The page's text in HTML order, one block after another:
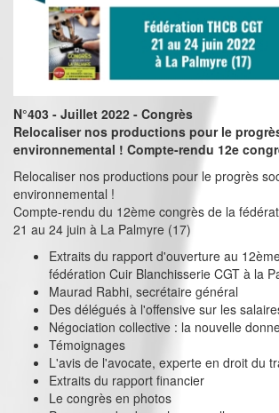
N°403 - Juillet 2022 - Congrès
Relocaliser nos productions pour le
environnemental ! Compte-rendu 12e
Relocaliser nos productions pour le progrès
environnemental !
Compte-rendu du 12ème congrès de la
21 au 24 juin à La Palmyre (17)
Extraits du rapport d'ouverture au
fédération Cuir Blanchisserie CGT à la
Maurad Rabhi, secrétaire général
Des délégués à l'offensive sur les
Négociation collective : la nouvelle
Témoignages
L'avis de l'avocate, experte en droit du
Extraits du rapport financier
Le congrès en photos